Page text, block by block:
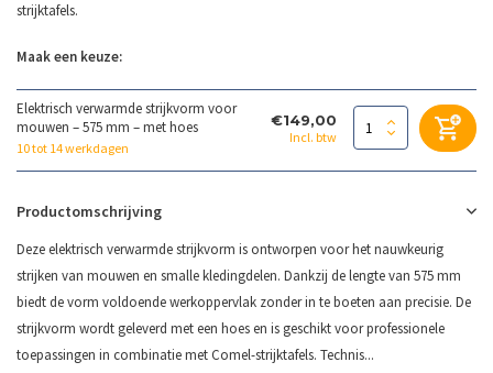
strijktafels.
Maak een keuze:
Elektrisch verwarmde strijkvorm voor
mouwen – 575 mm – met hoes
10 tot 14 werkdagen
€149,00
Incl. btw
Productomschrijving
Deze elektrisch verwarmde strijkvorm is ontworpen voor het nauwkeurig
strijken van mouwen en smalle kledingdelen. Dankzij de lengte van 575 mm
biedt de vorm voldoende werkoppervlak zonder in te boeten aan precisie. De
strijkvorm wordt geleverd met een hoes en is geschikt voor professionele
toepassingen in combinatie met Comel-strijktafels. Technis...